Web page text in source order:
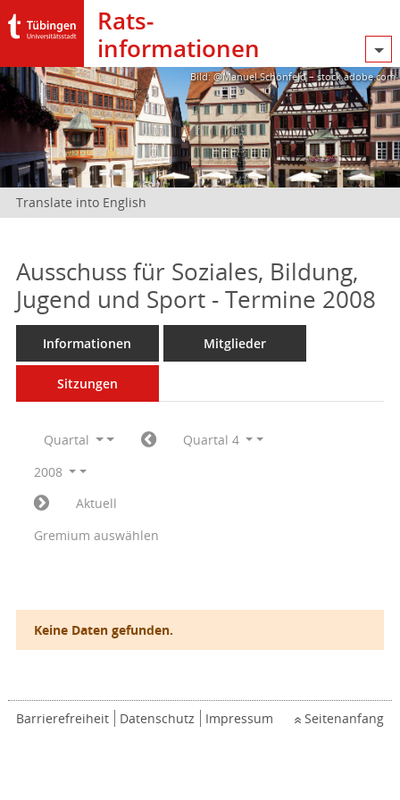
Rats­
informationen
Bild: @Manuel Schönfeld – stock.adobe.com
Translate into English
Ausschuss für Soziales, Bildung,
Jugend und Sport - Termine 2008
Informationen Mitglieder
Sitzungen
Quartal
Quartal 4
2008
Aktuell
Gremium auswählen
Keine Daten gefunden.
Barrierefreiheit Datenschutz Impressum Seitenanfang